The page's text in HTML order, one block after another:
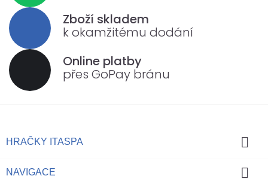
Zboží skladem
k okamžitému dodání
Online platby
přes GoPay bránu
HRAČKY ITASPA 
NAVIGACE 